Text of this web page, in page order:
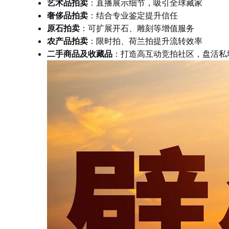
艺术品拍卖 ：直播展示细节，吸引全球藏家
奢侈品拍卖 ：结合专业鉴定提升信任
原石拍卖 ：可扩展开石、雕刻等增值服务
农产品拍卖 ：限时拍、荷兰拍提升流转效率
二手商品及收藏品 ：打造高互动竞拍社区，盘活